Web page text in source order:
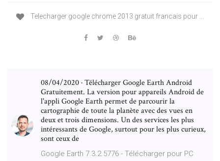
Telecharger google chrome 2013 gratuit francais pour ...
08/04/2020 · Télécharger Google Earth Android
Gratuitement. La version pour appareils Android de
l'appli Google Earth permet de parcourir la
cartographie de toute la planète avec des vues en
deux et trois dimensions. Un des services les plus
intéressants de Google, surtout pour les plus curieux,
sont ceux de
Google Earth 7.3.2.5776 - Télécharger pour PC